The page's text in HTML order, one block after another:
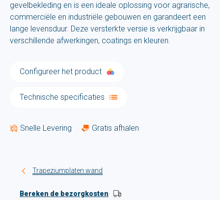
gevelbekleding en is een ideale oplossing voor agrarische,
commerciële en industriële gebouwen en garandeert een
lange levensduur. Deze versterkte versie is verkrijgbaar in
verschillende afwerkingen, coatings en kleuren.
Configureer het product
Technische specificaties
Snelle Levering Gratis afhalen
Trapeziumplaten wand
Bereken de bezorgkosten